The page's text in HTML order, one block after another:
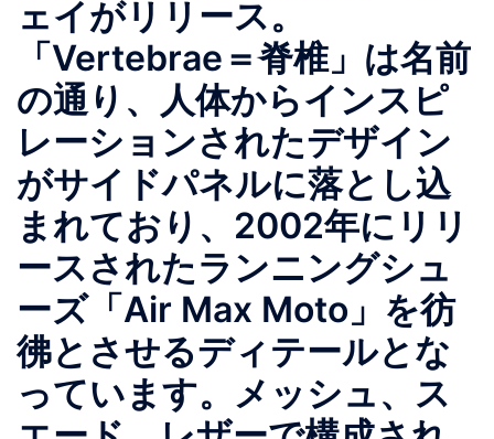
ェイがリリース。
「Vertebrae＝脊椎」は名前
の通り、人体からインスピ
レーションされたデザイン
がサイドパネルに落とし込
まれており、2002年にリリ
ースされたランニングシュ
ーズ「Air Max Moto」を彷
彿とさせるディテールとな
っています。メッシュ、ス